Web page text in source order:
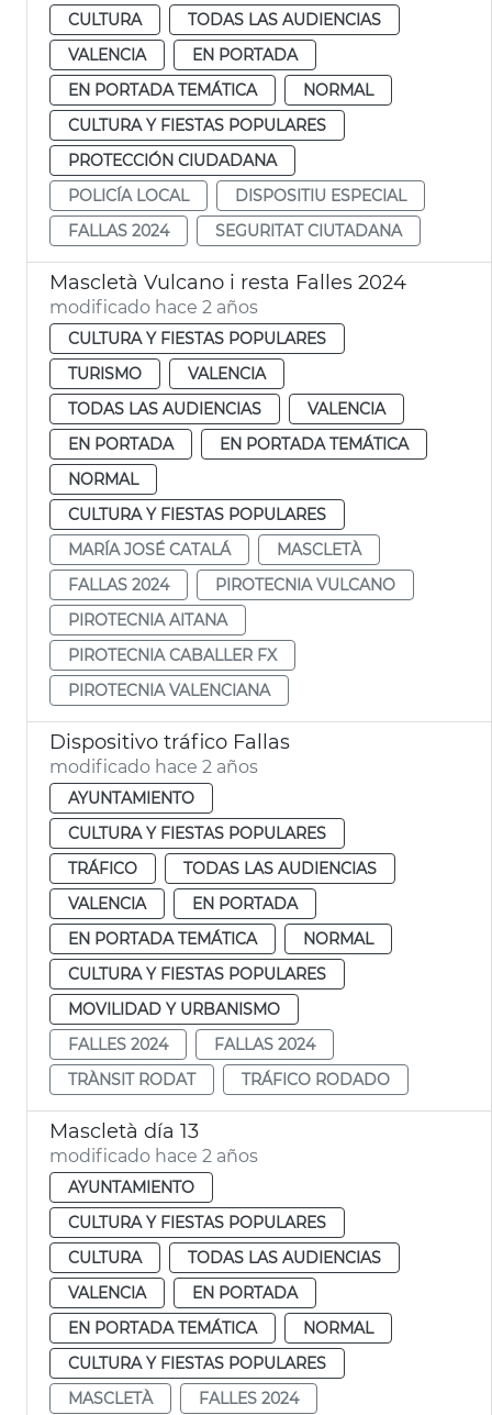
CULTURA
TODAS LAS AUDIENCIAS
VALENCIA
EN PORTADA
EN PORTADA TEMÁTICA
NORMAL
CULTURA Y FIESTAS POPULARES
PROTECCIÓN CIUDADANA
POLICÍA LOCAL
DISPOSITIU ESPECIAL
FALLAS 2024
SEGURITAT CIUTADANA
Mascletà Vulcano i resta Falles 2024
modificado hace 2 años
CULTURA Y FIESTAS POPULARES
TURISMO
VALENCIA
TODAS LAS AUDIENCIAS
VALENCIA
EN PORTADA
EN PORTADA TEMÁTICA
NORMAL
CULTURA Y FIESTAS POPULARES
MARÍA JOSÉ CATALÁ
MASCLETÀ
FALLAS 2024
PIROTECNIA VULCANO
PIROTECNIA AITANA
PIROTECNIA CABALLER FX
PIROTECNIA VALENCIANA
Dispositivo tráfico Fallas
modificado hace 2 años
AYUNTAMIENTO
CULTURA Y FIESTAS POPULARES
TRÁFICO
TODAS LAS AUDIENCIAS
VALENCIA
EN PORTADA
EN PORTADA TEMÁTICA
NORMAL
CULTURA Y FIESTAS POPULARES
MOVILIDAD Y URBANISMO
FALLES 2024
FALLAS 2024
TRÀNSIT RODAT
TRÁFICO RODADO
Mascletà día 13
modificado hace 2 años
AYUNTAMIENTO
CULTURA Y FIESTAS POPULARES
CULTURA
TODAS LAS AUDIENCIAS
VALENCIA
EN PORTADA
EN PORTADA TEMÁTICA
NORMAL
CULTURA Y FIESTAS POPULARES
MASCLETÀ
FALLES 2024